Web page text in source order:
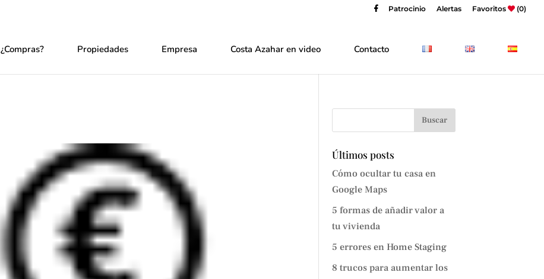
Patrocinio Alertas Favoritos (0)
¿Compras? Propiedades Empresa Costa Azahar en video Contacto
Últimos posts
Cómo ocultar tu casa en
Google Maps
5 formas de añadir valor a
tu vivienda
5 errores en Home Staging
8 trucos para aumentar los